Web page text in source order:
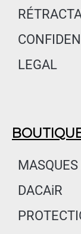
LEGAL
MASQUES
DACAiR